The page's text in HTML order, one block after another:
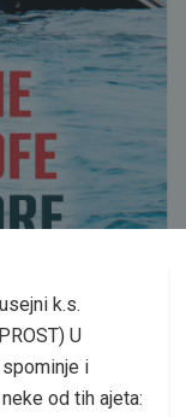
k.s.
U
spominje i
od tih ajeta: